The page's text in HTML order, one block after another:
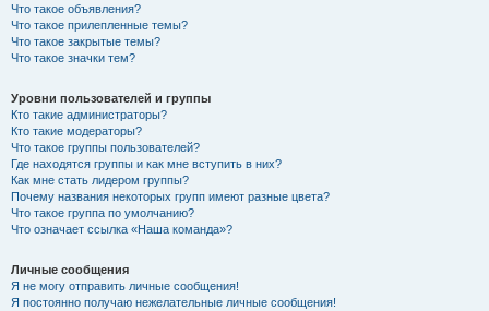
Что такое объявления?
Что такое прилепленные темы?
Что такое закрытые темы?
Что такое значки тем?
Уровни пользователей и группы
Кто такие администраторы?
Кто такие модераторы?
Что такое группы пользователей?
Где находятся группы и как мне вступить в них?
Как мне стать лидером группы?
Почему названия некоторых групп имеют разные цвета?
Что такое группа по умолчанию?
Что означает ссылка «Наша команда»?
Личные сообщения
Я не могу отправить личные сообщения!
Я постоянно получаю нежелательные личные сообщения!